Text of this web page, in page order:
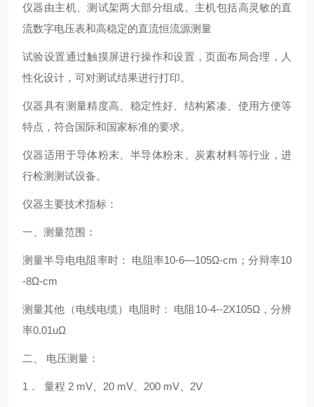
仪器由主机、测试架两大部分组成。主机包括高灵敏的直
流数字电压表和高稳定的直流恒流源测量
试验设置通过触摸屏进行操作和设置，页面布局合理，人
性化设计，可对测试结果进行打印。
仪器具有测量精度高、稳定性好、结构紧凑、使用方便等
特点，符合国际和国家标准的要求。
仪器适用于导体粉末、半导体粉末、炭素材料等行业，进
行检测测试设备。
仪器主要技术指标：
一、测量范围：
测量半导电电阻率时： 电阻率10-6—105Ω-cm；分辩率10
-8Ω-cm
测量其他（电线电缆）电阻时： 电阻10-4--2X105Ω，分辨
率0.01uΩ
二、 电压测量：
1． 量程 2 mV、20 mV、200 mV、2V